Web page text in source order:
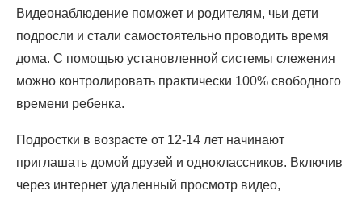
Видеонаблюдение поможет и родителям, чьи дети
подросли и стали самостоятельно проводить время
дома. С помощью установленной системы слежения
можно контролировать практически 100% свободного
времени ребенка.
Подростки в возрасте от 12-14 лет начинают
приглашать домой друзей и одноклассников. Включив
через интернет удаленный просмотр видео,